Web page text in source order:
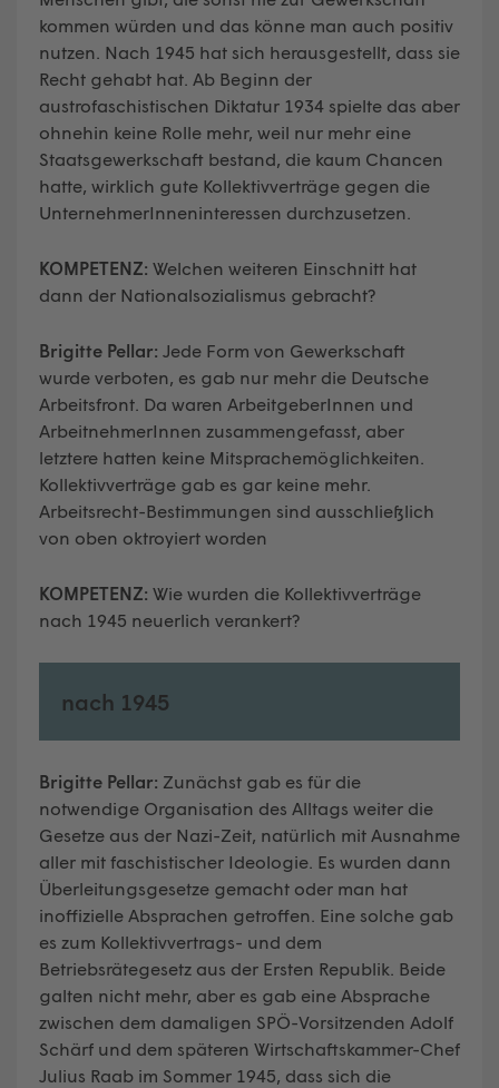
kommen würden und das könne man auch positiv
nutzen. Nach 1945 hat sich herausgestellt, dass sie
Recht gehabt hat. Ab Beginn der
austrofaschistischen Diktatur 1934 spielte das aber
ohnehin keine Rolle mehr, weil nur mehr eine
Staatsgewerkschaft bestand, die kaum Chancen
hatte, wirklich gute Kollektivverträge gegen die
UnternehmerInneninteressen durchzusetzen.
KOMPETENZ: Welchen weiteren Einschnitt hat
dann der Nationalsozialismus gebracht?
Brigitte Pellar: Jede Form von Gewerkschaft
wurde verboten, es gab nur mehr die Deutsche
Arbeitsfront. Da waren ArbeitgeberInnen und
ArbeitnehmerInnen zusammengefasst, aber
letztere hatten keine Mitsprachemöglichkeiten.
Kollektivverträge gab es gar keine mehr.
Arbeitsrecht-Bestimmungen sind ausschließlich
von oben oktroyiert worden
KOMPETENZ: Wie wurden die Kollektivverträge
nach 1945 neuerlich verankert?
nach 1945
Brigitte Pellar: Zunächst gab es für die
notwendige Organisation des Alltags weiter die
Gesetze aus der Nazi-Zeit, natürlich mit Ausnahme
aller mit faschistischer Ideologie. Es wurden dann
Überleitungsgesetze gemacht oder man hat
inoffizielle Absprachen getroffen. Eine solche gab
es zum Kollektivvertrags- und dem
Betriebsrätegesetz aus der Ersten Republik. Beide
galten nicht mehr, aber es gab eine Absprache
zwischen dem damaligen SPÖ-Vorsitzenden Adolf
Schärf und dem späteren Wirtschaftskammer-Chef
Julius Raab im Sommer 1945, dass sich die